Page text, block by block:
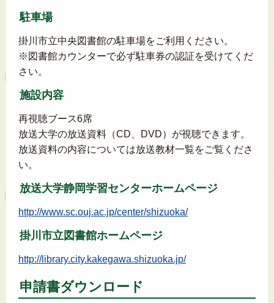
駐車場
掛川市立中央図書館の駐車場をご利用ください。
※図書館カウンターで必ず駐車券の認証を受けてくだ
さい。
施設内容
再視聴ブース6席
放送大学の放送資料（CD、DVD）が視聴できます。
放送資料の内容については放送教材一覧をご覧くださ
い。
放送大学静岡学習センターホームページ
http://www.sc.ouj.ac.jp/center/shizuoka/
掛川市立図書館ホームページ
http://library.city.kakegawa.shizuoka.jp/
申請書ダウンロード